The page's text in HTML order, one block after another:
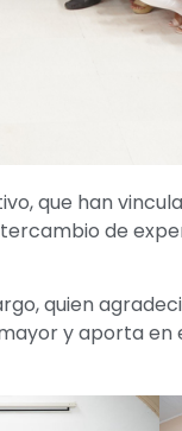
que han
de
quien
y aporta